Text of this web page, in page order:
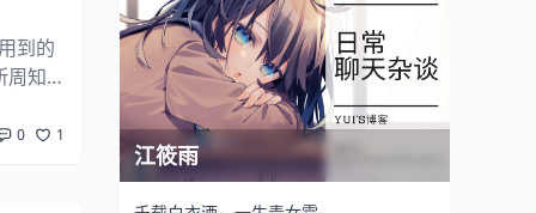
到的
周知
0 1
江筱雨